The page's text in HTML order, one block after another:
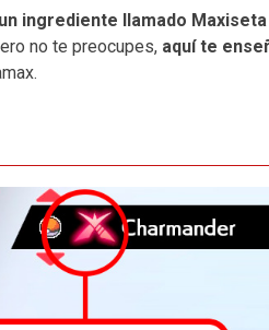
ingrediente llamado Maxiseta
no te preocupes, aquí te